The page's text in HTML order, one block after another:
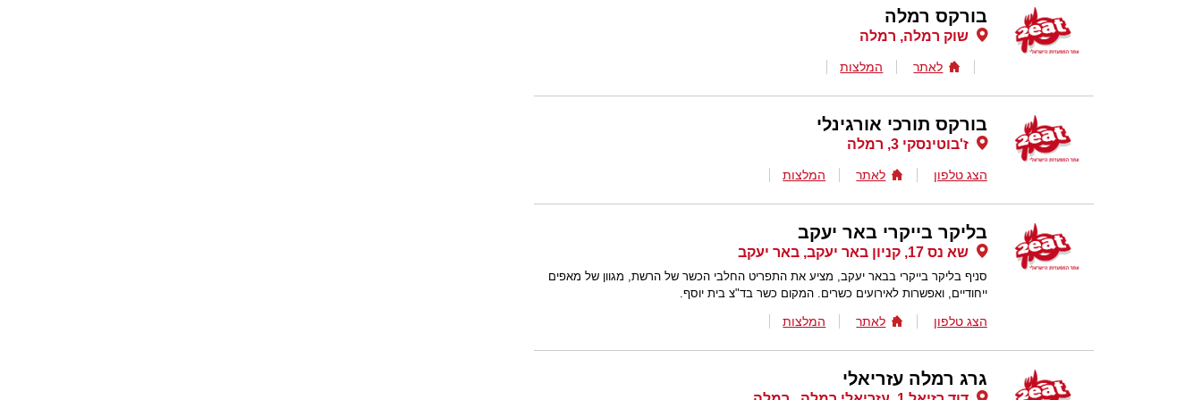
בורקס רמלה
שוק רמלה, רמלה
לאתר המלצות
בורקס תורכי אורגינלי
ז'בוטינסקי 3, רמלה
הצג טלפון לאתר המלצות
בליקר בייקרי באר יעקב
שא נס 17, קניון באר יעקב, באר יעקב
סניף בליקר בייקרי בבאר יעקב, מציע את התפריט החלבי הכשר של הרשת, מגוון של מאפים
ייחודיים, ואפשרות לאירועים כשרים. המקום כשר בד"צ בית יוסף.
הצג טלפון לאתר המלצות
גרג רמלה עזריאלי